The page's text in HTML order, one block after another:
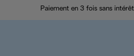
Paiement en 3 fois sans intérêt